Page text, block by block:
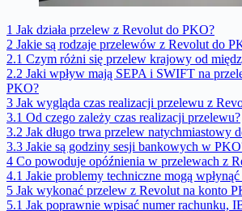
1 Jak działa przelew z Revolut do PKO?
2 Jakie są rodzaje przelewów z Revolut do
2.1 Czym różni się przelew krajowy od
2.2 Jaki wpływ mają SEPA i SWIFT na
PKO?
3 Jak wygląda czas realizacji przelewu z
3.1 Od czego zależy czas realizacji przelewu?
3.2 Jak długo trwa przelew natychmiastowy
3.3 Jakie są godziny sesji bankowych w
4 Co powoduje opóźnienia w przelewach z
4.1 Jakie problemy techniczne mogą
5 Jak wykonać przelew z Revolut na konto
5.1 Jak poprawnie wpisać numer rachunku,